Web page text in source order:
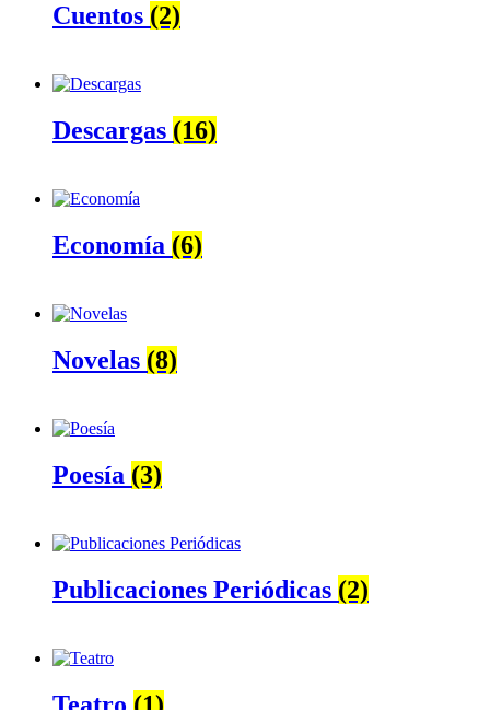
Cuentos (2)
Descargas (16)
Economía (6)
Novelas (8)
Poesía (3)
Publicaciones Periódicas (2)
Teatro (1)